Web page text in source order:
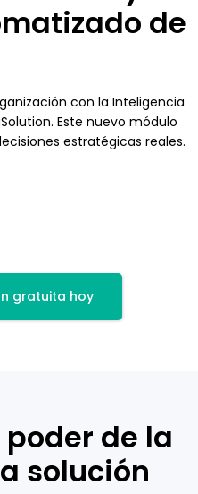
de
con la Inteligencia
Este nuevo módulo
estratégicas reales.
gratuita hoy
de la
solución